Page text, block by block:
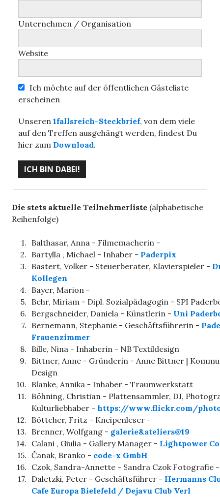
Unternehmen / Organisation
Website
Ich möchte auf der öffentlichen Gästeliste
erscheinen
Unseren 1fallsreich-Steckbrief, von dem viele
auf den Treffen ausgehängt werden, findest Du
hier zum Download.
Die stets aktuelle Teilnehmerliste (alphabetische
Reihenfolge)
1. Balthasar, Anna - Filmemacherin -
2. Bartylla , Michael - Inhaber - Paderpix
3. Bastert, Volker - Steuerberater, Klavierspieler -
Kollegen
4. Bayer, Marion -
5. Behr, Miriam - Dipl. Sozialpädagogin - SPI
6. Bergschneider, Daniela - Künstlerin - Uni
7. Bernemann, Stephanie - Geschäftsführerin -
Frauenzimmer
8. Bille, Nina - Inhaberin - NB Textildesign
9. Bittner, Anne - Gründerin - Anne Bittner |
Design
10. Blanke, Annika - Inhaber - Traumwerkstatt
11. Böhning, Christian - Plattensammler, DJ,
Kulturliebhaber - https://www.flickr.com/
12. Böttcher, Fritz - Kneipenleser -
13. Brenner, Wolfgang - galerie&ateliers@19
14. Calani , Giulia - Gallery Manager - Lightpower
15. Čanak, Branko - code-x GmbH
16. Czok, Sandra-Annette - Sandra Czok Fotografie
17. Daletzki, Peter - Geschäftsführer - Hermanns
Cafe Europa Bielefeld / Dejavu Club Verl